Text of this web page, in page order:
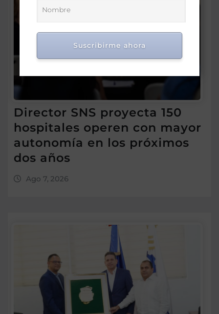
Director SNS proyecta 150
hospitales operen con mayor
autonomía en los próximos
dos años
Ago 7, 2026
Suscribirme ahora